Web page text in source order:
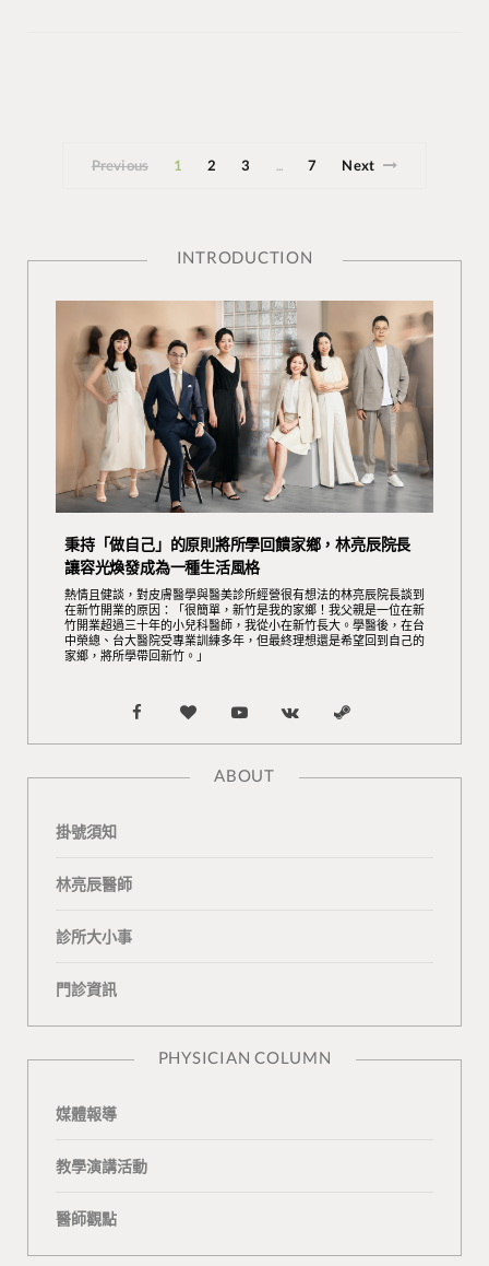
Previous 1 2 3 ... 7 Next
INTRODUCTION
秉持「做自己」的原則將所學回饋家鄉，林亮辰院長
讓容光煥發成為一種生活風格
熱情且健談，對皮膚醫學與醫美診所經營很有想法的林亮辰院長談到
在新竹開業的原因：「很簡單，新竹是我的家鄉！我父親是一位在新
竹開業超過三十年的小兒科醫師，我從小在新竹長大。學醫後，在台
中榮總、台大醫院受專業訓練多年，但最終理想還是希望回到自己的
家鄉，將所學帶回新竹。」
F
a
B
l
Y
o
V
K
S
t
ABOUT
掛號須知
林亮辰醫師
診所大小事
門診資訊
PHYSICIAN COLUMN
媒體報導
教學演講活動
醫師觀點